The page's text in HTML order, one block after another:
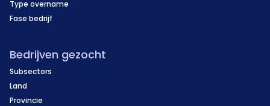
Type overname
Fase bedrijf
Bedrijven gezocht
Subsectors
Land
Provincie